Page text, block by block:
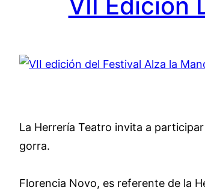
La Herrería Teatro invita a
gorra.
Florencia Novo, es referente de la